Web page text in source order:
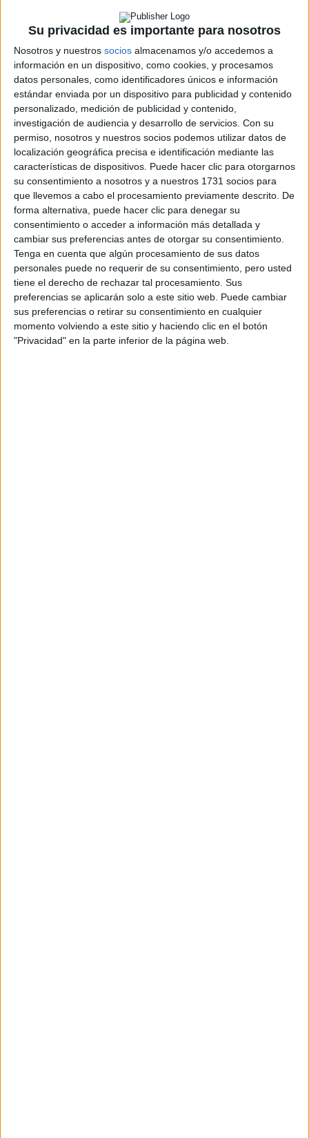
Su privacidad es importante para nosotros
Nosotros y nuestros socios almacenamos y/o accedemos a
información en un dispositivo, como cookies, y procesamos
datos personales, como identificadores únicos e información
estándar enviada por un dispositivo para publicidad y contenido
personalizado, medición de publicidad y contenido,
investigación de audiencia y desarrollo de servicios. Con su
permiso, nosotros y nuestros socios podemos utilizar datos de
localización geográfica precisa e identificación mediante las
características de dispositivos. Puede hacer clic para otorgarnos
su consentimiento a nosotros y a nuestros 1731 socios para
que llevemos a cabo el procesamiento previamente descrito. De
forma alternativa, puede hacer clic para denegar su
consentimiento o acceder a información más detallada y
cambiar sus preferencias antes de otorgar su consentimiento.
Tenga en cuenta que algún procesamiento de sus datos
personales puede no requerir de su consentimiento, pero usted
tiene el derecho de rechazar tal procesamiento. Sus
preferencias se aplicarán solo a este sitio web. Puede cambiar
sus preferencias o retirar su consentimiento en cualquier
momento volviendo a este sitio y haciendo clic en el botón
"Privacidad" en la parte inferior de la página web.